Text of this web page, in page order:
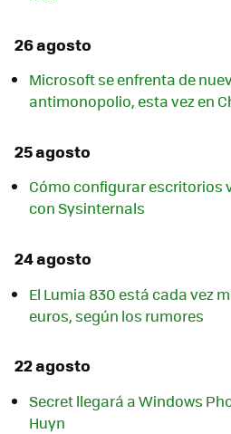
26 agosto
Microsoft se enfrenta de
antimonopolio, esta vez en
25 agosto
Cómo configurar escritorios
con Sysinternals
24 agosto
El Lumia 830 está cada vez
euros, según los rumores
22 agosto
Secret llegará a Windows
Huyn